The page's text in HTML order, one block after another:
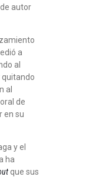
de autor
a
al
quitando
al
de
en su
y el
ha
que sus